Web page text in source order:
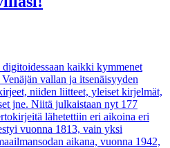
kaikki kymmenet
vallan ja itsenäisyyden
niiden liitteet, yleiset kirjelmät,
jne. Niitä julkaistaan nyt 177
lähetettiin eri aikoina eri
vuonna 1813, vain yksi
aikana, vuonna 1942,